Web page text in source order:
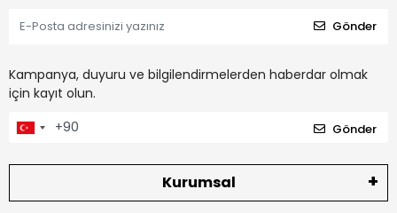
Gönder
Kampanya, duyuru ve bilgilendirmelerden haberdar olmak
için kayıt olun.
Gönder
Kurumsal